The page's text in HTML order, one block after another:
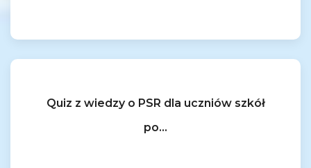
Quiz z wiedzy o PSR dla uczniów szkół
po...